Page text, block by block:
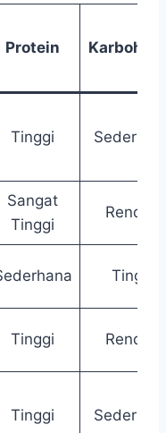
Protein
Tinggi
Sangat
Tinggi
Rendah
Tinggi
Tinggi Rendah
Tinggi